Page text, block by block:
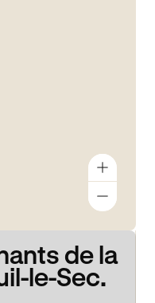
de la
le-Sec.